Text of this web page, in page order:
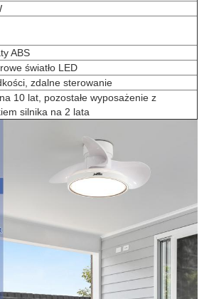
ABS
światło LED
zdalne sterowanie
10 lat, pozostałe wyposażenie z
silnika na 2 lata